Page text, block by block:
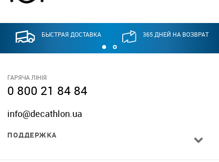
БЫСТРАЯ ДОСТАВКА 365 ДНЕЙ НА ВОЗВРАТ
ГАРЯЧА ЛІНІЯ
0 800 21 84 84
info@decathlon.ua
ПОДДЕРЖКА